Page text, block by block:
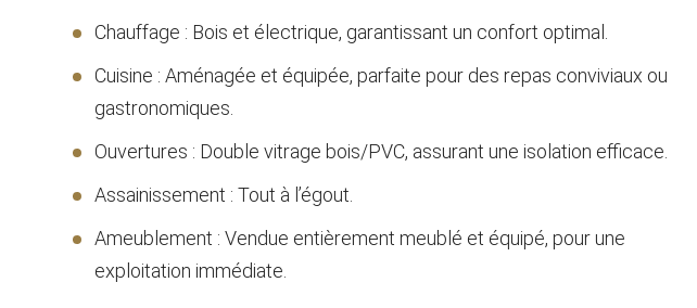
Chauffage : Bois et électrique, garantissant un confort optimal.
Cuisine : Aménagée et équipée, parfaite pour des repas conviviaux ou
gastronomiques.
Ouvertures : Double vitrage bois/PVC, assurant une isolation efficace.
Assainissement : Tout à l’égout.
Ameublement : Vendue entièrement meublé et équipé, pour une
exploitation immédiate.